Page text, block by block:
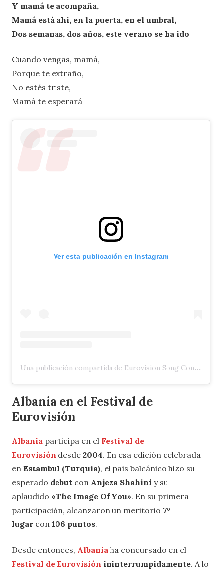
Y mamá te acompaña,
Mamá está ahí, en la puerta, en el umbral,
Dos semanas, dos años, este verano se ha ido
Cuando vengas, mamá,
Porque te extraño,
No estés triste,
Mamá te esperará
Ver esta publicación en Instagram
Una publicación compartida de Eurovision Song Contest (@eurovision)
Albania en el Festival de
Eurovisión
Albania participa en el Festival de
Eurovisión desde 2004. En esa edición celebrada
en Estambul (Turquía), el país balcánico hizo su
esperado debut con Anjeza Shahini y su
aplaudido «The Image Of You». En su primera
participación, alcanzaron un meritorio 7º
lugar con 106 puntos.
Desde entonces, Albania ha concursado en el
Festival de Eurovisión ininterrumpidamente. A lo